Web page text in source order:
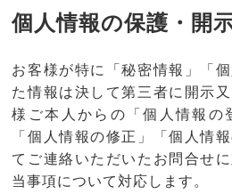
個人情報の保護・開
お客様が特に「秘密情報」「
た情報は決して第三者に開示
様ご本人からの「個人情報の
「個人情報の修正」「個人情
てご連絡いただいたお問合せ
当事項について対応します。